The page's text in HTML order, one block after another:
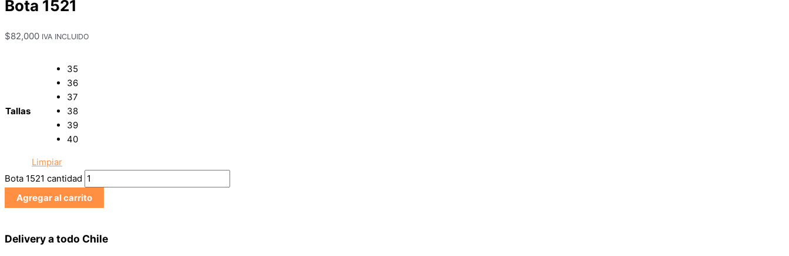
Bota 1521
$82,000 IVA INCLUIDO
Tallas
35
36
37
38
39
40
Limpiar
Bota 1521 cantidad
Agregar al carrito
Delivery a todo Chile